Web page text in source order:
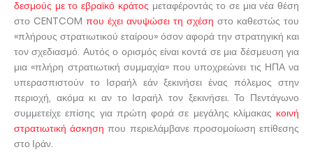
δεσμούς με το εβραϊκό κράτοςμεταφέροντάς το σε μια νέα θέση
στο CENTCOM που έχει ανυψώσει τη σχέση στο καθεστώς του
«πλήρους στρατιωτικού εταίρου» όσον αφορά την στρατηγική και
τον σχεδιασμό. Αυτός ο ορισμός είναι κοντά σε μια δέσμευση για
μια «πλήρη στρατιωτική συμμαχία» που υποχρεώνει τις ΗΠΑ να
υπερασπιστούν το Ισραήλ εάν ξεκινήσει ένας πόλεμος στην
περιοχή, ακόμα κι αν το Ισραήλ τον ξεκινήσει. Το Πεντάγωνο
συμμετείχε επίσης για πρώτη φορά σε μεγάλης κλίμακας κοινή
στρατιωτική άσκηση που περιελάμβανε προσομοίωση επίθεσης
στο Ιράν.